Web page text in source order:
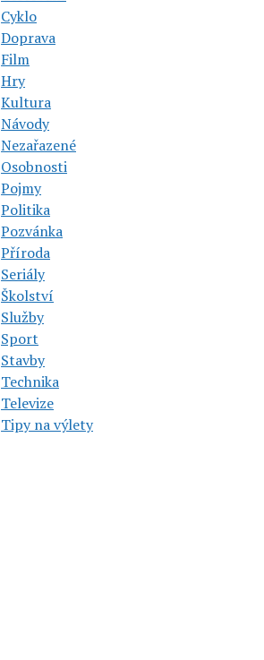
Cyklo
Doprava
Film
Hry
Kultura
Návody
Nezařazené
Osobnosti
Pojmy
Politika
Pozvánka
Příroda
Seriály
Školství
Služby
Sport
Stavby
Technika
Televize
Tipy na výlety